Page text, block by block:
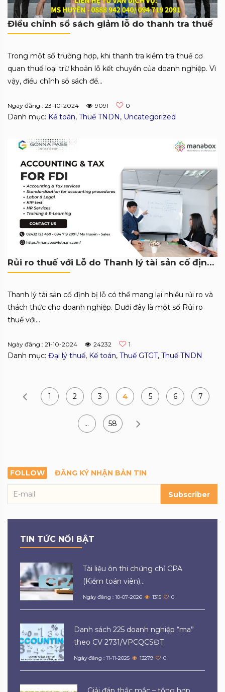
Điều chỉnh sổ sách giảm lỗ do thanh tra thuế
Trong một số trường hợp, khi thanh tra kiểm tra thuế cơ
quan thuế loại trừ khoản lỗ kết chuyển của doanh nghiệp. Vì
vậy, điều chỉnh sổ sách để...
Ngày đăng : 23-10-2024 9091 0
Danh mục: Kế toán, Thuế TNDN, Uncategorized
Rủi ro thuế với Lỗ do Thanh lý tài sản cố định thấp hơn giá trị còn lại
Thanh lý tài sản cố định bị lỗ có thể mang lại nhiều rủi ro và
thách thức cho doanh nghiệp. Dưới đây là một số Rủi ro
thuế với...
Ngày đăng : 21-10-2024 24232 1
Danh mục: Đại lý thuế, Kế toán, Thuế GTGT, Thuế TNDN
1 2 3 4 5 6 7
… 58
FOLLOW ĐĂNG KÝ NHẬN BẢN TIN
Subscriber
TIN TỨC NỔI BẬT
Tài liệu ôn thi chứng chỉ CPA
(Kiểm toán viên)...
Ngày đăng : 10-07-2026 1315 0
Danh sách 225 doanh nghiệp “ma”
theo CV 2731/VPCQCSĐT
Ngày đăng : 11-11-2025 13279 0